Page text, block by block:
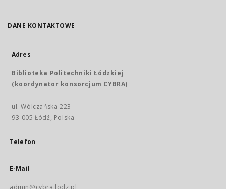
DANE KONTAKTOWE
Adres
Biblioteka Politechniki Łódzkiej
(koordynator konsorcjum CYBRA)
ul. Wólczańska 223
93-005 Łódź, Polska
Telefon
E-Mail
admin@cybra.lodz.pl